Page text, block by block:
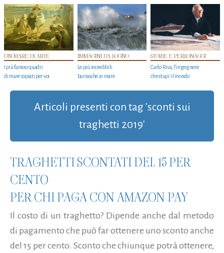
UN MARE DI ARTE
I più famosi quadri
di mare copiati per voi
IMMAGINI DA SOGNO
Le più incredibili
burrasche in mare
STORIE E PERSONAGGI
Carlo Riva, l’ingegnere
che stupi' il mondo
Articoli presenti con tag 'sconti sui
traghetti 2019'
TRAGHETTI SCONTATI DEL 15 PER
CENTO
PER CHI PAGA CON AMAZON PAY
Il costo di un traghetto? Dipende anche dal metodo
di pagamento che può far ottenere uno sconto anche
del 15 per cento. Sconto che chiunque potrà ottenere,